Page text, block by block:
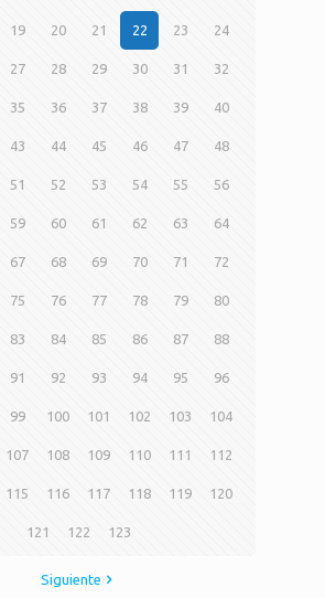
19 20 21 22 23 24
27 28 29 30 31 32
35 36 37 38 39 40
43 44 45 46 47 48
51 52 53 54 55 56
59 60 61 62 63 64
67 68 69 70 71 72
75 76 77 78 79 80
83 84 85 86 87 88
91 92 93 94 95 96
99 100 101 102 103 104
107 108 109 110 111 112
115 116 117 118 119 120
121 122 123
Siguiente